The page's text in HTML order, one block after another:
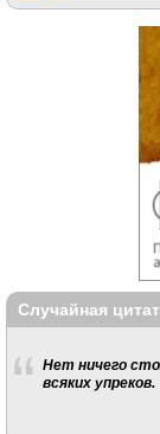
Случайная
Нет ничего
всяких упреков.